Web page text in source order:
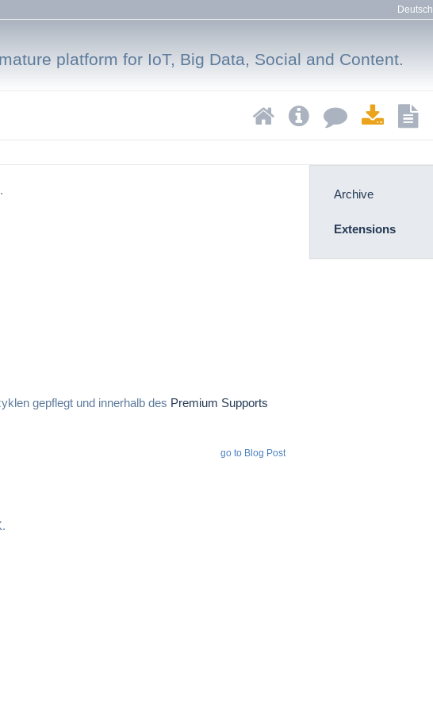
Deutsch
platform for IoT, Big Data, Social and Content.
gepflegt und innerhalb des Premium Supports
go to Blog Post
Archive
Extensions